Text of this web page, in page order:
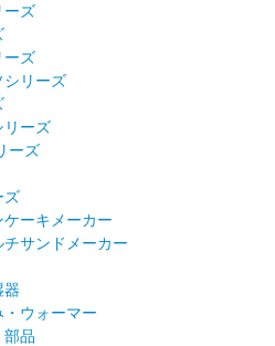
ーズ
ーズ
シリーズ
リーズ
ーズ
ズ
ーキメーカー
サンドメーカー
器
ウォーマー
部品